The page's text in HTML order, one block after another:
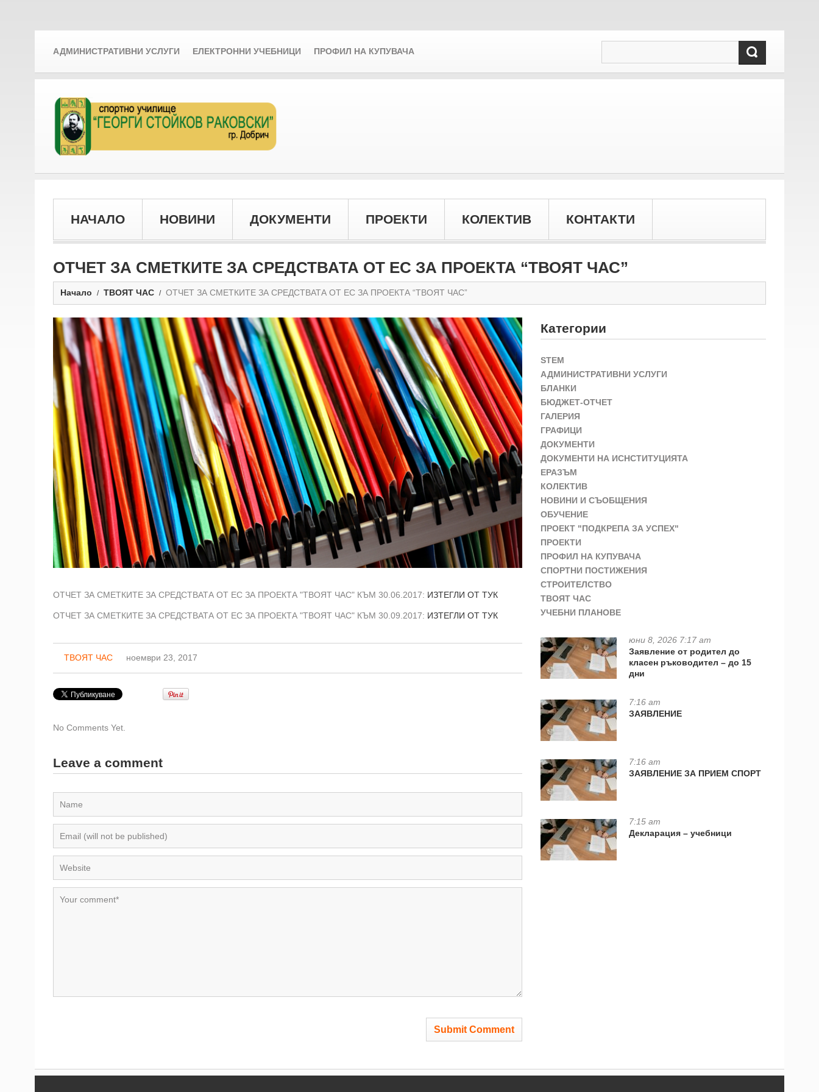
АДМИНИСТРАТИВНИ УСЛУГИ ЕЛЕКТРОННИ УЧЕБНИЦИ ПРОФИЛ НА КУПУВАЧА
НАЧАЛО НОВИНИ ДОКУМЕНТИ ПРОЕКТИ КОЛЕКТИВ КОНТАКТИ
ОТЧЕТ ЗА СМЕТКИТЕ ЗА СРЕДСТВАТА ОТ ЕС ЗА ПРОЕКТА “ТВОЯТ ЧАС”
Начало ТВОЯТ ЧАС ОТЧЕТ ЗА СМЕТКИТЕ ЗА СРЕДСТВАТА ОТ ЕС ЗА ПРОЕКТА “ТВОЯТ ЧАС”
ОТЧЕТ ЗА СМЕТКИТЕ ЗА СРЕДСТВАТА ОТ ЕС ЗА ПРОЕКТА "ТВОЯТ ЧАС" КЪМ 30.06.2017: ИЗТЕГЛИ ОТ ТУК
ОТЧЕТ ЗА СМЕТКИТЕ ЗА СРЕДСТВАТА ОТ ЕС ЗА ПРОЕКТА "ТВОЯТ ЧАС" КЪМ 30.09.2017: ИЗТЕГЛИ ОТ ТУК
ТВОЯТ ЧАС ноември 23, 2017
No Comments Yet.
Leave a comment
Категории
STEM
АДМИНИСТРАТИВНИ УСЛУГИ
БЛАНКИ
БЮДЖЕТ-ОТЧЕТ
ГАЛЕРИЯ
ГРАФИЦИ
ДОКУМЕНТИ
ДОКУМЕНТИ НА ИСНСТИТУЦИЯТА
ЕРАЗЪМ
КОЛЕКТИВ
НОВИНИ И СЪОБЩЕНИЯ
ОБУЧЕНИЕ
ПРОЕКТ "ПОДКРЕПА ЗА УСПЕХ"
ПРОЕКТИ
ПРОФИЛ НА КУПУВАЧА
СПОРТНИ ПОСТИЖЕНИЯ
СТРОИТЕЛСТВО
ТВОЯТ ЧАС
УЧЕБНИ ПЛАНОВЕ
юни 8, 2026 7:17 am
Заявление от родител до
класен ръководител – до 15
дни
7:16 am
ЗАЯВЛЕНИЕ
7:16 am
ЗАЯВЛЕНИЕ ЗА ПРИЕМ СПОРТ
7:15 am
Декларация – учебници